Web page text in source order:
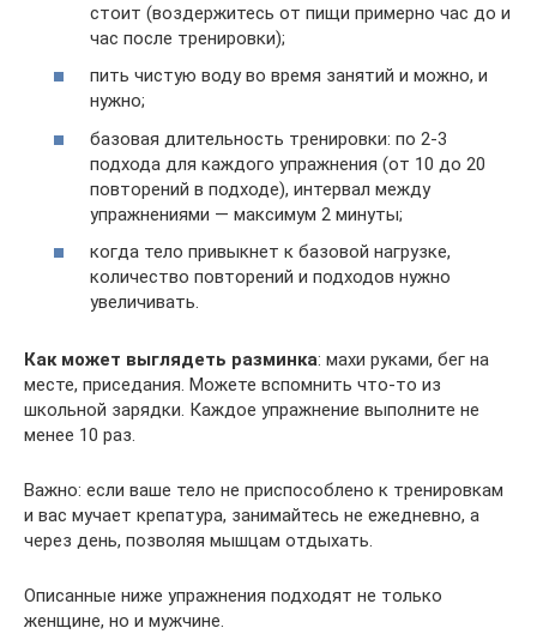
стоит (воздержитесь от пищи примерно час до и
час после тренировки);
пить чистую воду во время занятий и можно, и
нужно;
базовая длительность тренировки: по 2-3
подхода для каждого упражнения (от 10 до 20
повторений в подходе), интервал между
упражнениями — максимум 2 минуты;
когда тело привыкнет к базовой нагрузке,
количество повторений и подходов нужно
увеличивать.
Как может выглядеть разминка: махи руками, бег на
месте, приседания. Можете вспомнить что-то из
школьной зарядки. Каждое упражнение выполните не
менее 10 раз.
Важно: если ваше тело не приспособлено к тренировкам
и вас мучает крепатура, занимайтесь не ежедневно, а
через день, позволяя мышцам отдыхать.
Описанные ниже упражнения подходят не только
женщине, но и мужчине.